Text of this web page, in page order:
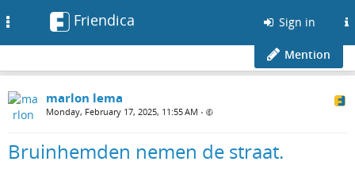
Friendica Sign in
Mention
marlon lema
Monday, February 17, 2025, 11:55 AM •
Bruinhemden nemen de straat.